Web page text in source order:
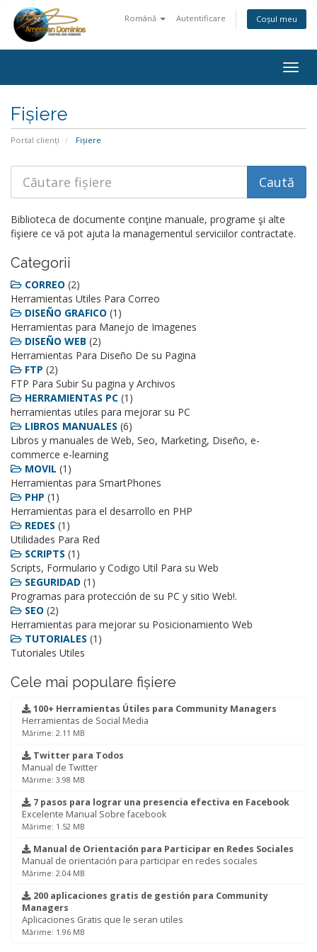
Română Autentificare Coșul meu
Fișiere
Portal clienți Fișiere
Biblioteca de documente conţine manuale, programe şi alte
fişiere ce vă pot ajuta la managementul serviciilor contractate.
Categorii
CORREO (2)
Herramientas Utiles Para Correo
DISEÑO GRAFICO (1)
Herramientas para Manejo de Imagenes
DISEÑO WEB (2)
Herramientas Para Diseño De su Pagina
FTP (2)
FTP Para Subir Su pagina y Archivos
HERRAMIENTAS PC (1)
herramientas utiles para mejorar su PC
LIBROS MANUALES (6)
Libros y manuales de Web, Seo, Marketing, Diseño, e-
commerce e-learning
MOVIL (1)
Herramientas para SmartPhones
PHP (1)
Herramientas para el desarrollo en PHP
REDES (1)
Utilidades Para Red
SCRIPTS (1)
Scripts, Formulario y Codigo Util Para su Web
SEGURIDAD (1)
Programas para protección de su PC y sitio Web!.
SEO (2)
Herramientas para mejorar su Posicionamiento Web
TUTORIALES (1)
Tutoriales Utiles
Cele mai populare fișiere
100+ Herramientas Útiles para Community Managers
Herramientas de Social Media
Mărime: 2.11 MB
Twitter para Todos
Manual de Twitter
Mărime: 3.98 MB
7 pasos para lograr una presencia efectiva en Facebook
Excelente Manual Sobre facebook
Mărime: 1.52 MB
Manual de Orientación para Participar en Redes Sociales
Manual de orientación para participar en redes sociales
Mărime: 2.04 MB
200 aplicaciones gratis de gestión para Community
Managers
Aplicaciones Gratis que le seran utiles
Mărime: 1.96 MB